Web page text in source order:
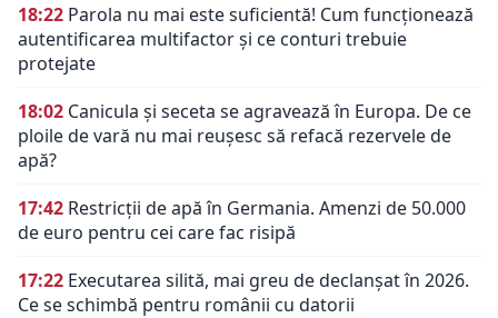
18:22 Parola nu mai este suficientă! Cum funcționează
autentificarea multifactor și ce conturi trebuie
protejate
18:02 Canicula și seceta se agravează în Europa. De ce
ploile de vară nu mai reușesc să refacă rezervele de
apă?
17:42 Restricții de apă în Germania. Amenzi de 50.000
de euro pentru cei care fac risipă
17:22 Executarea silită, mai greu de declanșat în 2026.
Ce se schimbă pentru românii cu datorii